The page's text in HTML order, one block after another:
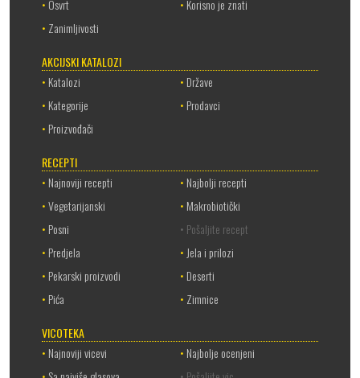
• Osvrt • Korisno je znati
• Zanimljivosti
AKCIJSKI KATALOZI
• Katalozi • Države
• Kategorije • Prodavci
• Proizvođači
RECEPTI
• Najnoviji recepti • Najbolji recepti
•Vegetarijanski • Makrobiotički
• Posni
• Pošaljite recept
• Predjela • Jela i prilozi
• Pekarski proizvodi • Deserti
• Pića • Zimnice
VICOTEKA
• Najnoviji vicevi • Najbolje ocenjeni